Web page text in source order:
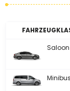
Saloon